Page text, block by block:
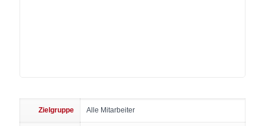
Zielgruppe Alle Mitarbeiter